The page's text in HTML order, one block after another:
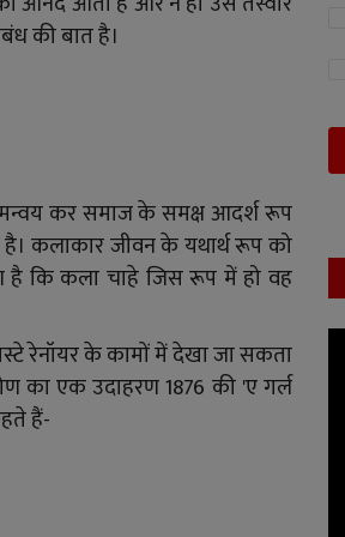
की बात है।
कर समाज के समक्ष आदर्श रूप
कलाकार जीवन के यथार्थ रूप को
है कि कला चाहे जिस रूप में हो वह
रेनॉयर के कामों में देखा जा सकता
का एक उदाहरण 1876 की 'ए गर्ल
हैं-